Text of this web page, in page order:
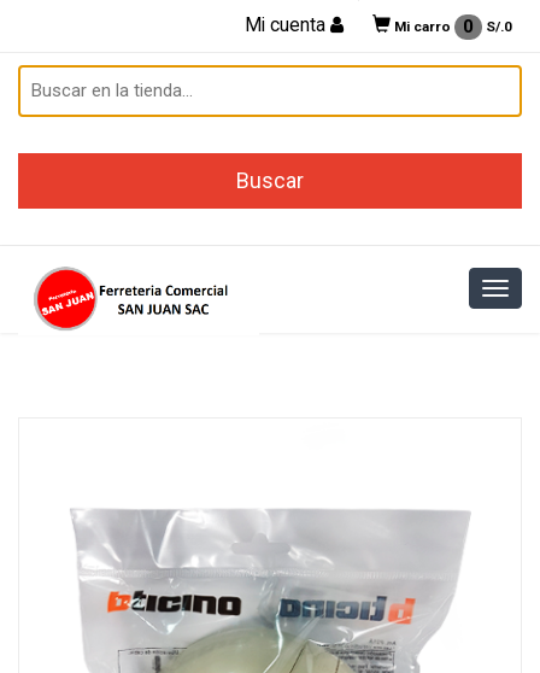
Mi cuenta Mi carro 0 S/.0